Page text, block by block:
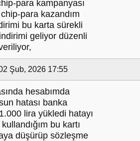
para kampanyası
para kazandım
bu karta sürekli
geliyor düzenli
Şub, 2026 17:55
hesabımda
hatası banka
lira yükledi hatayı
bu kartı
düşürüp sözleşme